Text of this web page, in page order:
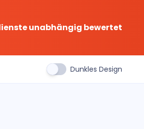
unabhängig bewertet
Dunkles Design